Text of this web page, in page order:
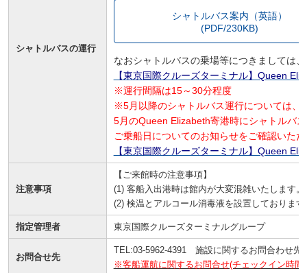
シャトルバスの運行
シャトルバス案内（英語）
(PDF/230KB)
なおシャトルバスの乗場等につきましては
【東京国際クルーズターミナル】Queen
※運行間隔は15～30分程度
※5月以降のシャトルバス運行については、
5月のQueen Elizabeth寄港時にシャトルバ
ご乗船日についてのお知らせをご確認いた
【東京国際クルーズターミナル】Queen
注意事項
【ご来館時の注意事項】
(1) 客船入出港時は館内が大変混雑いたします。
(2) 検温とアルコール消毒液を設置しておりま
指定管理者 東京国際クルーズターミナルグループ
お問合せ先
TEL:03-5962-4391 施設に関するお問合わせ先
※客船運航に関するお問合せ(チェックイン時